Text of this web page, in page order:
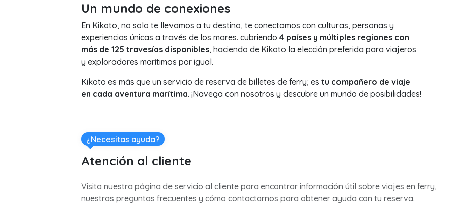
Un mundo de conexiones
En Kikoto, no solo te llevamos a tu destino, te conectamos con culturas, personas y
experiencias únicas a través de los mares. cubriendo 4 países y múltiples regiones con
más de 125 travesías disponibles, haciendo de Kikoto la elección preferida para viajeros
y exploradores marítimos por igual.
Kikoto es más que un servicio de reserva de billetes de ferry; es tu compañero de viaje
en cada aventura marítima. ¡Navega con nosotros y descubre un mundo de posibilidades!
¿Necesitas ayuda?
Atención al cliente
Visita nuestra página de servicio al cliente para encontrar información útil sobre viajes en ferry,
nuestras preguntas frecuentes y cómo contactarnos para obtener ayuda con tu reserva.